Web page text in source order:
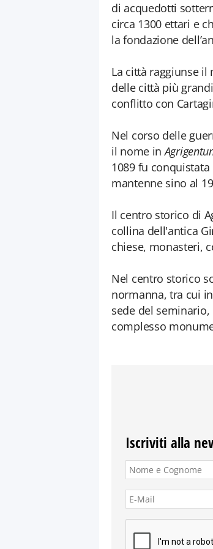
di acquedotti
circa 1300 ettari e
la fondazione
La città raggiunse il
delle città più
conflitto con
Nel corso delle
il nome in
1089 fu conquistata
mantenne sino al
Il centro storico di
collina dell'antica
chiese, monasteri,
Nel centro storico
normanna, tra cui
sede del seminario,
complesso
Iscriviti alla